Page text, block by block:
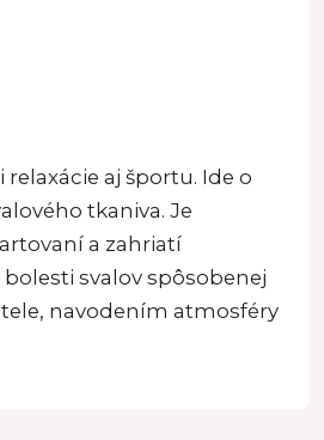
aj športu. Ide o
tkaniva. Je
a zahriatí
svalov spôsobenej
navodením atmosféry